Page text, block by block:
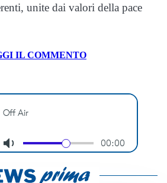
unite dai valori della pace
IL COMMENTO